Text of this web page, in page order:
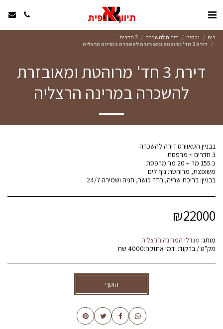
בית נכסים דירות להשכרה
3 חדרים
דירת 3 חד' מרוהטת ומאובזרת להשכרה במרינה הרצליה
דירת 3 חד' מרוהטת ומאובזרת
להשכרה במרינה הרצליה
בבניין: בריכת שחיה, חדר כושר, חניה ושמירה 24/7
₪22000
מותג: מגדלי המרינה הרצליה
מק"ט / ברקוד:: דמי אחזקה:4000 שח
הוסף